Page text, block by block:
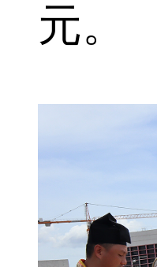
元。